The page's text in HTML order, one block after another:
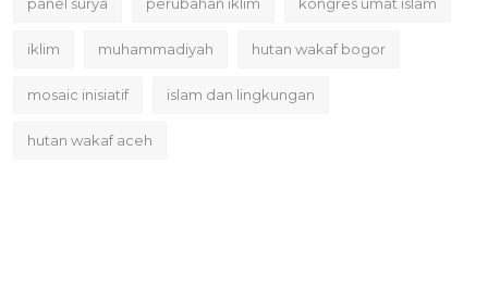
iklim muhammadiyah hutan wakaf bogor
mosaic inisiatif islam dan lingkungan
hutan wakaf aceh